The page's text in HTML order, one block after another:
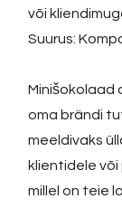
või
Suurus:
Minišokolaad
oma brändi
meeldivaks
klientidele või
millel on teie